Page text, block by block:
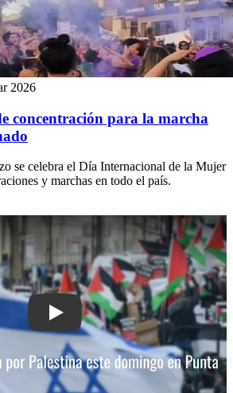
2026
concentración para la marcha
se celebra el Día Internacional de la Mujer
y marchas en todo el país.
Play: Convocan a marcha por